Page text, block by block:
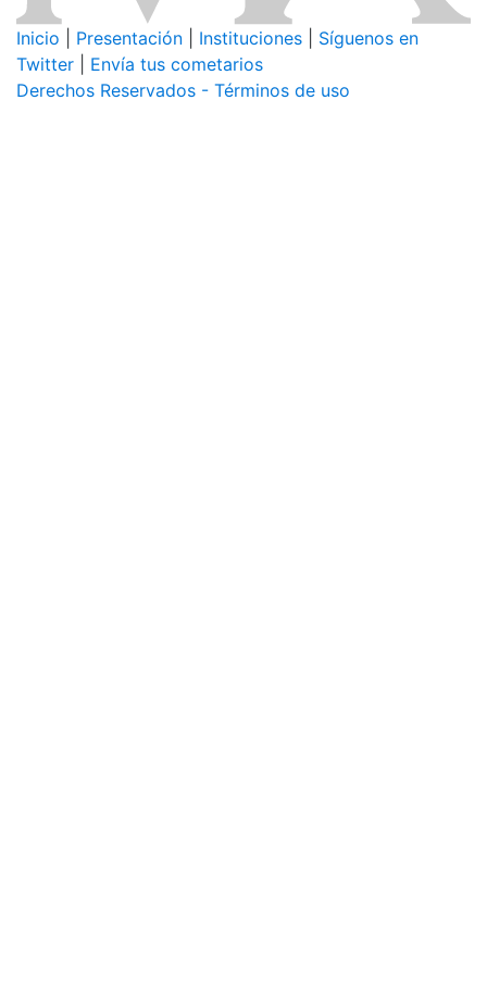
Inicio Presentación Instituciones
Síguenos en
Twitter
Envía tus cometarios
Derechos Reservados - Términos de uso